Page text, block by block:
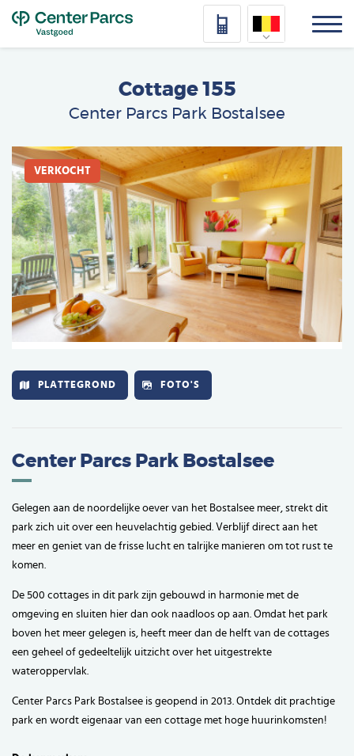
Deutsch
Vlaams
Cottage 155
Center Parcs Park Bostalsee
VERKOCHT
Afbeelding
PLATTEGROND FOTO'S
Center Parcs Park Bostalsee
Gelegen aan de noordelijke oever van het Bostalsee meer, strekt dit
park zich uit over een heuvelachtig gebied. Verblijf direct aan het
meer en geniet van de frisse lucht en talrijke manieren om tot rust te
komen.
De 500 cottages in dit park zijn gebouwd in harmonie met de
omgeving en sluiten hier dan ook naadloos op aan. Omdat het park
boven het meer gelegen is, heeft meer dan de helft van de cottages
een geheel of gedeeltelijk uitzicht over het uitgestrekte
wateroppervlak.
Center Parcs Park Bostalsee is geopend in 2013. Ontdek dit prachtige
park en wordt eigenaar van een cottage met hoge huurinkomsten!